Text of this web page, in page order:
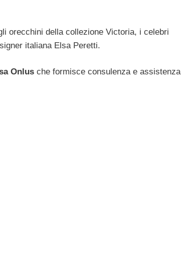
orecchini della collezione Victoria, i celebri
italiana Elsa Peretti.
Onlus che formisce consulenza e assistenza